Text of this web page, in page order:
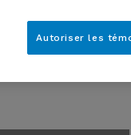
Autoriser les